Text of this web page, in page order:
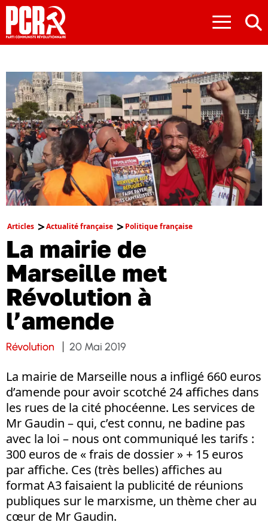
≡
Articles Actualité française Politique française
La mairie de
Marseille met
Révolution à
l’amende
Révolution 20 Mai 2019
La mairie de Marseille nous a infligé 660 euros
d’amende pour avoir scotché 24 affiches dans
les rues de la cité phocéenne. Les services de
Mr Gaudin – qui, c’est connu, ne badine pas
avec la loi – nous ont communiqué les tarifs :
300 euros de « frais de dossier » + 15 euros
par affiche. Ces (très belles) affiches au
format A3 faisaient la publicité de réunions
publiques sur le marxisme, un thème cher au
cœur de Mr Gaudin.